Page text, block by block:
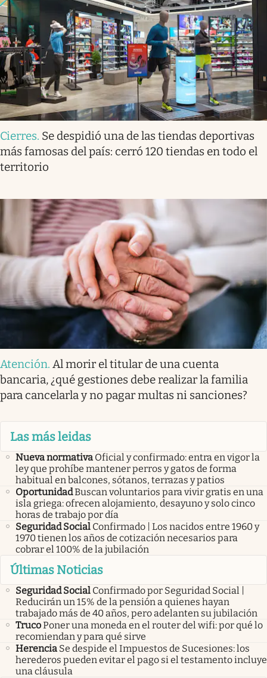
Cierres. Se despidió una de las tiendas deportivas
más famosas del país: cerró 120 tiendas en todo el
territorio
Atención. Al morir el titular de una cuenta
bancaria, ¿qué gestiones debe realizar la familia
para cancelarla y no pagar multas ni sanciones?
Las más leidas
Nueva normativa Oficial y confirmado: entra en vigor la
ley que prohíbe mantener perros y gatos de forma
habitual en balcones, sótanos, terrazas y patios
OportunidadBuscan voluntarios para vivir gratis en una
isla griega: ofrecen alojamiento, desayuno y solo cinco
horas de trabajo por día
Seguridad Social Confirmado | Los nacidos entre 1960 y
1970 tienen los años de cotización necesarios para
cobrar el 100% de la jubilación
Últimas Noticias
Seguridad Social Confirmado por Seguridad Social |
Reducirán un 15% de la pensión a quienes hayan
trabajado más de 40 años, pero adelanten su jubilación
TrucoPoner una moneda en el router del wifi: por qué lo
recomiendan y para qué sirve
Herencia Se despide el Impuestos de Sucesiones: los
herederos pueden evitar el pago si el testamento incluye
una cláusula